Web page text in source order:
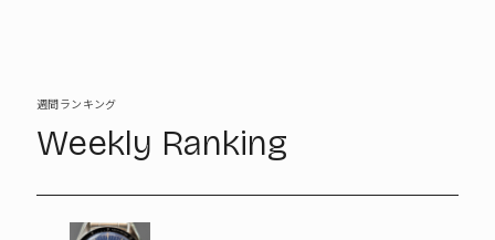
週間ランキング
Weekly Ranking